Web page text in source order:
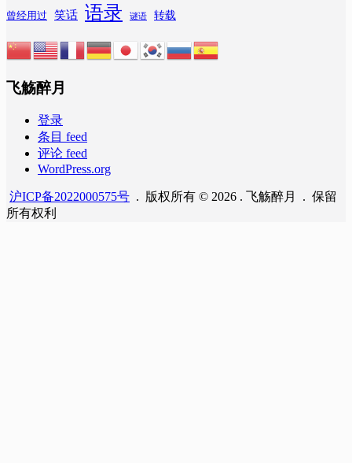
曾经用过 笑话 语录 谜语 转载
飞觞醉月
登录
条目 feed
评论 feed
WordPress.org
沪ICP备2022000575号 . 版权所有 © 2026 . 飞觞醉月 . 保留
所有权利